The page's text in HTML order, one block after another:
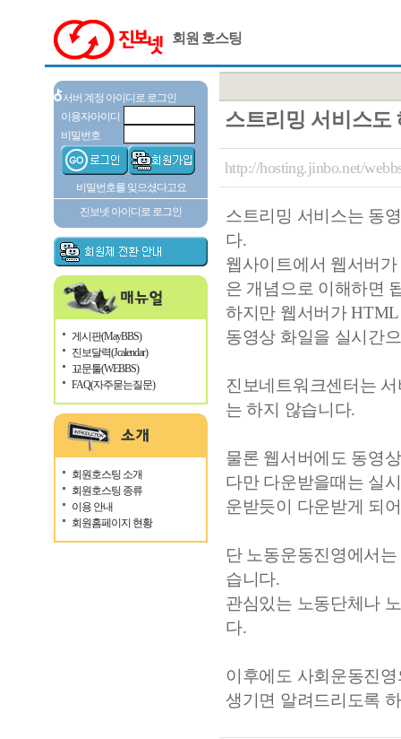
회원 호스팅
서버 계정 아이디로 로그인
이용자아이디
비밀번호
비밀번호를 잊으셨다고요
진보넷 아이디로 로그인
게시판(MayBBS)
진보달력(Jcalendar)
꾜문툴(WEBBS)
FAQ(자주묻는질문)
회원호스팅 소개
회원호스팅 종류
이용 안내
회원홈페이지 현황
스트리밍 서비스도
http://hosting.jinbo.net/
스트리밍 서비스는 동
다.
웹사이트에서 웹서버
은 개념으로 이해하면
하지만 웹서버가
동영상 화일을 실시간
진보네트워크센터는
는 하지 않습니다.
물론 웹서버에도 동영
다만 다운받을때는 실
운받듯이 다운받게 되
단 노동운동진영에서
습니다.
관심있는 노동단체나
다.
이후에도 사회운동진
생기면 알려드리도록